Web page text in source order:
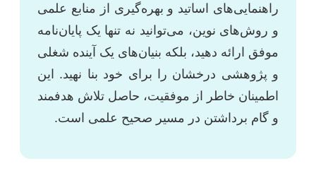
راهنمایی‌های اساتید و بهره‌گیری از منابع علمی
و روش‌های نوین، می‌توانید نه تنها یک پایان‌نامه
موفق ارائه دهید، بلکه بنیان‌های یک آینده شغلی
و پژوهشی درخشان را برای خود بنا نهید. این
اطمینان خاطر از موفقیت، حاصل تلاش هدفمند
و گام برداشتن در مسیر صحیح علمی است.